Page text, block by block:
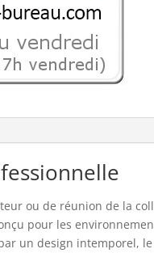
ou de réunion de la
pour les
un design intemporel, le